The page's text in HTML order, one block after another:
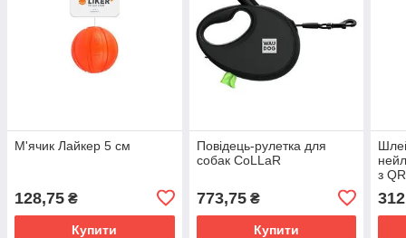
М'ячик Лайкер 5 см
128,75 ₴
Купити
Повідець-рулетка для
собак CoLLaR
773,75₴
Купити
з